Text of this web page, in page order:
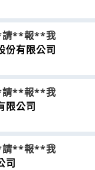
**報**我
份有限公司
**報**我
限公司
**報**我
司